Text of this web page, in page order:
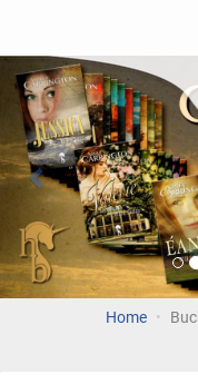
InhaltVorherige
Home